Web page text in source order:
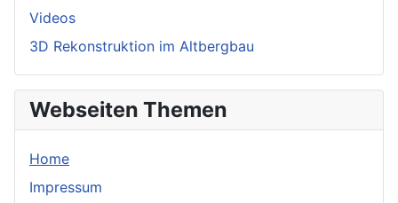
Videos
3D Rekonstruktion im Altbergbau
Webseiten Themen
Home
Impressum